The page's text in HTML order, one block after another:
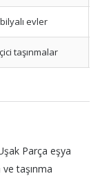
evler
taşınmalar
Parça eşya
ve taşınma